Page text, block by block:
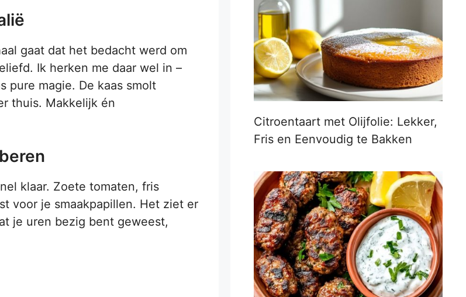
gaat dat het bedacht werd om
Ik herken me daar wel in –
pure magie. De kaas smolt
thuis. Makkelijk én
klaar. Zoete tomaten, fris
voor je smaakpapillen. Het ziet er
je uren bezig bent geweest,
Citroentaart met Olijfolie: Lekker,
Fris en Eenvoudig te Bakken